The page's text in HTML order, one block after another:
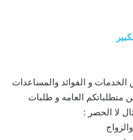
و الفوائد والمساعدات
متطلباتكم العامه و طلبات
لا الحصر :